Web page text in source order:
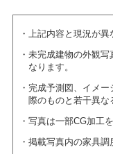
上記内容と現況が異
未完成建物の外観写
なります。
完成予測図、イメー
際のものと若干異な
写真は一部CG加工
掲載写真内の家具調